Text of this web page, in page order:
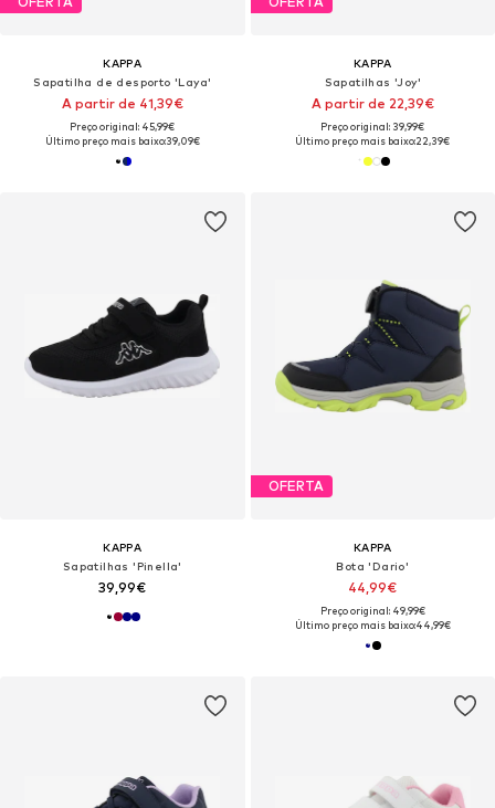
KAPPA
Sapatilha de desporto 'Laya'
A partir de 41,39€
Preço original: 45,99€
Último preço mais baixo:39,09€
KAPPA
Sapatilhas 'Joy'
A partir de 22,39€
Preço original: 39,99€
Último preço mais baixo:22,39€
KAPPA
Sapatilhas 'Pinella'
39,99€
OFERTA
KAPPA
Bota 'Dario'
44,99€
Preço original: 49,99€
Último preço mais baixo:44,99€